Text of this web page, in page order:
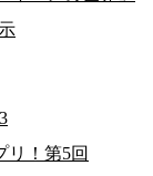
リ！第5回